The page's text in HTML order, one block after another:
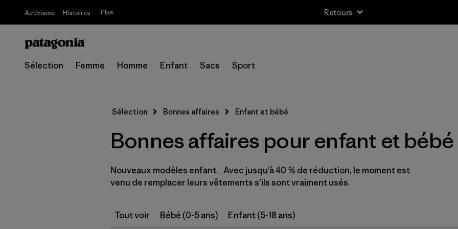
Activisme Histoires Plus Retours
Sélection Femme Homme Enfant Sacs Sport
12-18m (9)
12-24m (1)
3 ans (10)
Sélection Bonnes affaires Enfant et bébé
Bonnes affaires pour enfant et bébé
Nouveaux modèles enfant. Avec jusqu’à 40 % de réduction, le moment est
venu de remplacer leurs vêtements s’ils sont vraiment usés.
Tout voir Bébé (0-5 ans) Enfant (5-18 ans)